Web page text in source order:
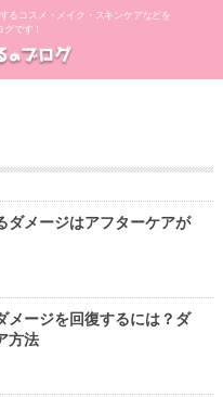
るコスメ・メイク・スキンケアなどを
です！
ダメージはアフターケアが
メージを回復するには？ダ
方法